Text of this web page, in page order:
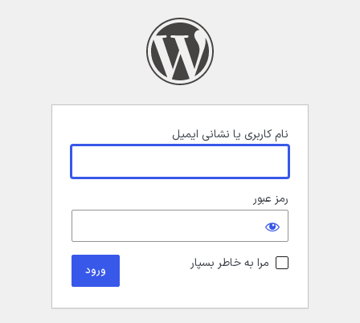
نام کاربری یا نشانی ایمیل
رمز عبور
مرا به خاطر بسپار